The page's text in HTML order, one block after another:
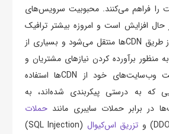
را فراهم می‌کنند. محبوبیت سرویس‌های
افزایش است و امروزه بیشتر ترافیک
اینترنتی وب‌سایت‌ها از طریق CDNها منتقل می‌شود و بسیاری از
منظور برآورده کردن نیازهای مشتریان و
بهبود عملکرد و امنیت وب‌سایت‌ها‌ی خود از CDN‌ها استفاده
که به درستی پیکربندی شده‌اند، به
در برابر حملات سایبری مانند حملات
تزریق اس‌کیوال
(SQL Injection)